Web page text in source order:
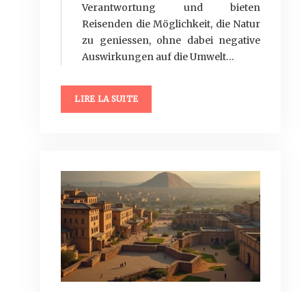
Verantwortung und bieten
Reisenden die Möglichkeit, die Natur
zu geniessen, ohne dabei negative
Auswirkungen auf die Umwelt…
LIRE LA SUITE